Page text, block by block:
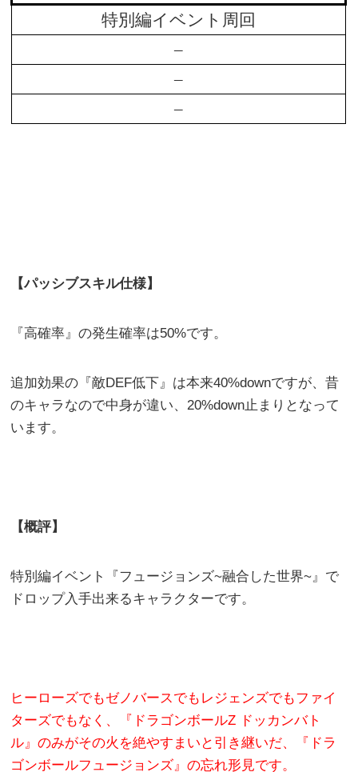
特別編イベント周回
–
–
–
【パッシブスキル仕様】
『高確率』の発生確率は50%です。
追加効果の『敵DEF低下』は本来40%downですが、昔
のキャラなので中身が違い、20%down止まりとなって
います。
【概評】
特別編イベント『フュージョンズ~融合した世界~』で
ドロップ入手出来るキャラクターです。
ヒーローズでもゼノバースでもレジェンズでもファイ
ターズでもなく、『ドラゴンボールZ ドッカンバト
ル』のみがその火を絶やすまいと引き継いだ、『ドラ
ゴンボールフュージョンズ』の忘れ形見です。